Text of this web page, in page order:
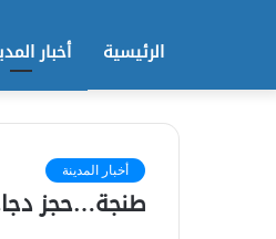
الرئيسية أخبار
أخبار المدينة
طنجة…حجز